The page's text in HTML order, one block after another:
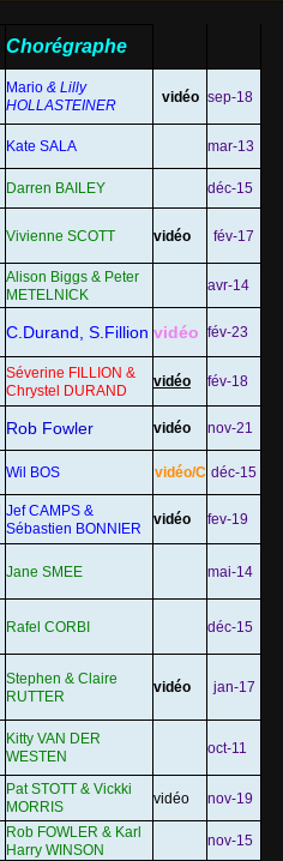
Chorégraphe
Mario & Lilly
HOLLASTEINER
vidéo sep-18
Kate SALA mar-13
Darren BAILEY déc-15
Vivienne SCOTT vidéo fév-17
Alison Biggs & Peter
METELNICK
avr-14
C.Durand, S. Fillion vidéo fév-23
Séverine FILLION &
Chrystel DURAND
vidéo fév-18
Rob Fowler vidéo nov-21
Wil BOS vidéo/C déc-15
Jef CAMPS &
Sébastien BONNIER
vidéo fev-19
Jane SMEE mai-14
Rafel CORBI déc-15
Stephen & Claire
RUTTER
vidéo jan-17
Kitty VAN DER
WESTEN
oct-11
Pat STOTT & Vickki
MORRIS
vidéo nov-19
Rob FOWLER & Karl
Harry WINSON
nov-15